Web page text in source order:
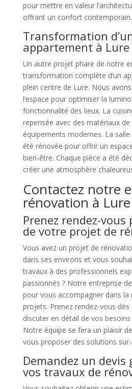
pour mettre en valeur
offrant un confort contemporain.
Transformation
appartement à
Un autre projet phare de notre
transformation complète d’un
plein centre de Lure. Nous
l’espace pour optimiser la
fonctionnalité des lieux. La
repensée avec des matériaux
équipements modernes. La
été rénovée pour offrir un
bien-être. Chaque pièce a été
créer une atmosphère
Contactez notre
rénovation à Lure
Prenez rendez-
de votre projet de
Vous avez un projet de
dans ses environs et vous
travaux à des professionnels
passionnés ? Notre entreprise
pour vous accompagner dans la
projets. Prenez rendez-vous dès
discuter en détail de vos
Notre équipe se fera un plaisir
vous proposer des solutions
Demandez un
vos travaux de